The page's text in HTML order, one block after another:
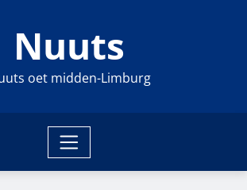
Nuuts
oet midden-Limburg